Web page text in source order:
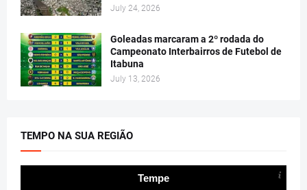
July 24, 2026
Goleadas marcaram a 2º rodada do
Campeonato Interbairros de Futebol de
Itabuna
July 13, 2026
TEMPO NA SUA REGIÃO
Tempe